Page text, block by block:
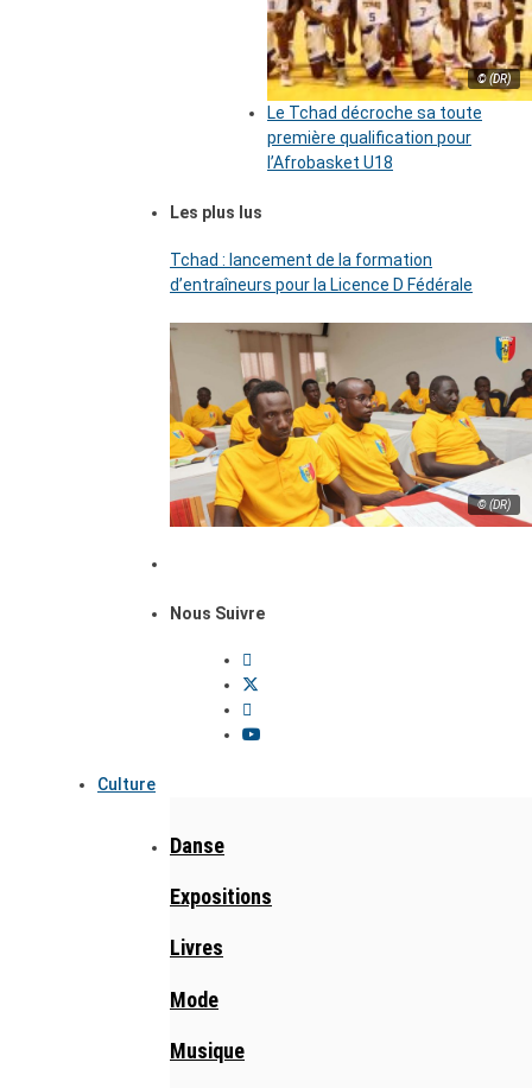
© (DR)
Le Tchad décroche sa toute
première qualification pour
l’Afrobasket U18
Les plus lus
Tchad : lancement de la formation
d’entraîneurs pour la Licence D Fédérale
© (DR)
Nous Suivre
Culture
Danse
Expositions
Livres
Mode
Musique